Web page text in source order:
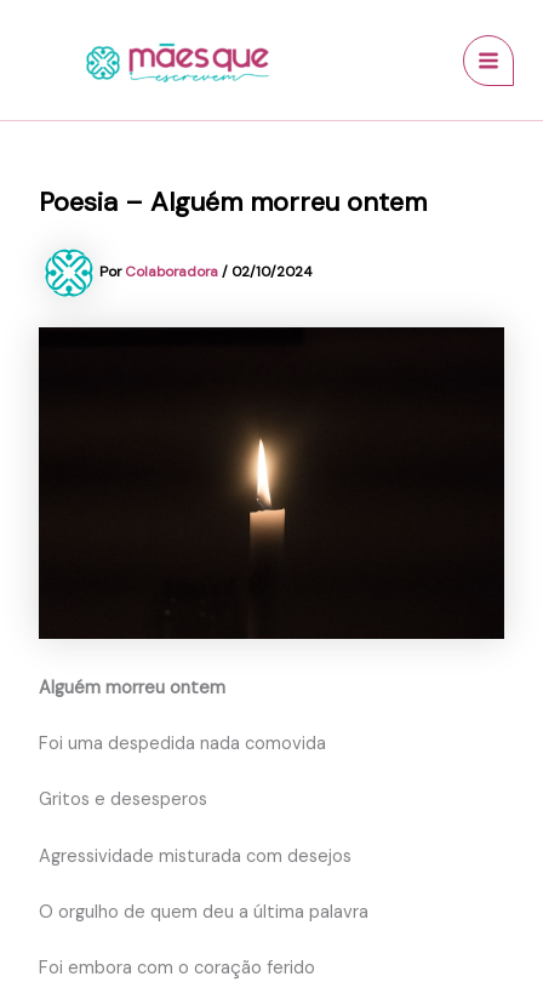
Poesia – Alguém morreu ontem
PorColaboradora/ 02/10/2024
Alguém morreu ontem
Foi uma despedida nada comovida
Gritos e desesperos
Agressividade misturada com desejos
O orgulho de quem deu a última palavra
Foi embora com o coração ferido